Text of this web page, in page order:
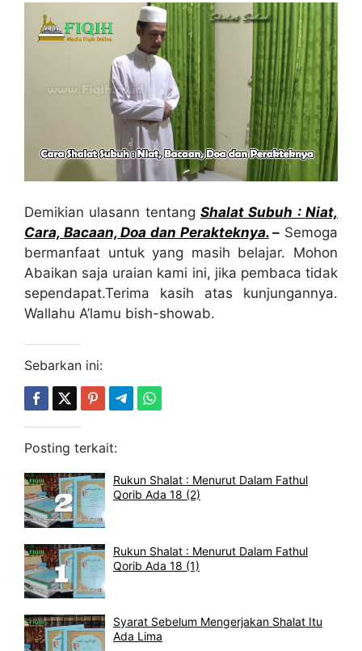
Demikian ulasann tentang ShalatSubuh : Niat,
Cara, Bacaan, Doa dan Perakteknya.– Semoga
bermanfaat untuk yang masih belajar. Mohon
Abaikan saja uraian kami ini, jika pembaca tidak
sependapat.Terima kasih atas kunjungannya.
Wallahu A’lamu bish-showab.
Sebarkan ini:
Posting terkait:
Rukun Shalat : Menurut Dalam Fathul
Qorib Ada 18 (2)
Rukun Shalat : Menurut Dalam Fathul
Qorib Ada 18 (1)
Syarat Sebelum Mengerjakan Shalat Itu
Ada Lima